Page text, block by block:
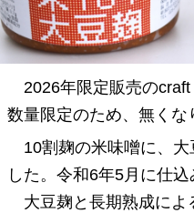
2026年限定販売のcraft
数量限定のため、無くな
10割麹の米味噌に、大
した。令和6年5月に仕込
大豆麹と長期熟成によ